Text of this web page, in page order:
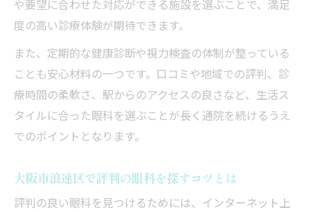
口コミで評判の浪速区眼科選びのポイント
おすすめ眼科を比較する際の着眼点とは
診療体制がしっかりした眼科の特徴を解説
先進技術を備えた眼科が注目される理由
眼科で注目される先進照明設備の魅力とは
最新技術導入眼科が提供する安心診療体制
先進技術が眼科診療にもたらすメリット
や要望に合わせた対応ができる施設を選ぶことで、満足
度の高い診療体験が期待できます。
また、定期的な健康診断や視力検査の体制が整っている
ことも安心材料の一つです。口コミや地域での評判、診
療時間の柔軟さ、駅からのアクセスの良さなど、生活ス
タイルに合った眼科を選ぶことが長く通院を続けるうえ
でのポイントとなります。
大阪市浪速区で評判の眼科を探すコツとは
評判の良い眼科を見つけるためには、インターネット上